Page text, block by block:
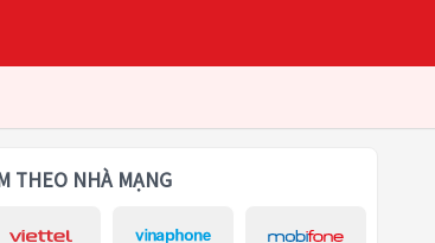
THEO NHÀ MẠNG